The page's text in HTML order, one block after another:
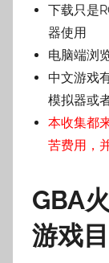
下载只是
器使用
电脑端浏
中文游戏
模拟器或
本收集都
苦费用，
GBA
游戏